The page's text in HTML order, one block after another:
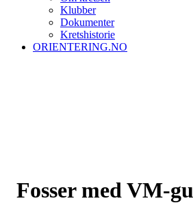
Klubber
Dokumenter
Kretshistorie
ORIENTERING.NO
Fosser med VM-